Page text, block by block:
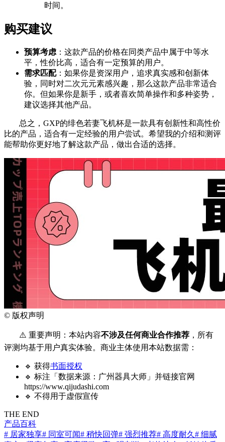
时间。
购买建议
预算考虑 ：这款产品的价格在同类产品中属于中等水
平，性价比高，适合有一定预算的用户。
需求匹配：如果你是资深用户，追求真实感和创新体
验，同时对二次元元素感兴趣，那么这款产品非常适合
你。但如果你是新手，或者喜欢简单操作和多种姿势，
建议选择其他产品。
总之，GXP的绯色若妻飞机杯是一款具有创新性和高性价
比的产品，适合有一定经验的用户尝试。希望我的介绍和测评
能帮助你更好地了解这款产品，做出合适的选择。
© 版权声明
⚠️ 重要声明：本站内容不涉及任何商业合作推荐 ，所有
评测均基于用户真实体验。商业主体使用本站数据需：
🔹 获得书面授权
🔹 标注「数据来源：广州器具大师」并链接官网
https://www.qijudashi.com
🔹 不得用于虚假宣传
THE END
产品百科
# 居家独享# 同室可闻# 稍快回弹# 强烈推荐# 高度耐久 # 细腻